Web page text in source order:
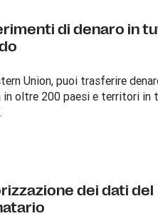
di denaro in
Union, puoi trasferire
in oltre 200 paesi e territori in
dei dati del